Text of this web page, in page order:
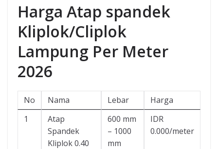
Harga Atap spandek
Kliplok/Cliplok
Lampung Per Meter
2026
No Nama Lebar
Harga
1
Atap
Spandek
Kliplok 0.40
600 mm
– 1000
mm
IDR
0.000/meter